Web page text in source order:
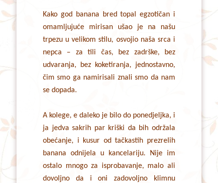
Kako god banana bred topal egzotičan i
omamljujuće mirisan ušao je na našu
trpezu u velikom stilu, osvojio naša srca i
nepca – za tili čas, bez zadrške, bez
udvaranja, bez koketiranja, jednostavno,
čim smo ga namirisali znali smo da nam
se dopada.
A kolege, e daleko je bilo do ponedjeljka, i
ja jedva sakrih par kriški da bih održala
obećanje, i kusur od tačkastih prezrelih
banana odnijela u kancelariju. Nije im
ostalo mnogo za isprobavanje, malo ali
dovoljno da i oni zadovoljno klimnu